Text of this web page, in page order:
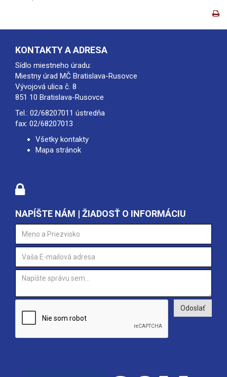
KONTAKTY A ADRESA
Sídlo miestneho úradu:
Miestny úrad MČ Bratislava-Rusovce
Vývojová ulica č. 8
851 10 Bratislava-Rusovce
Tel.: 02/68207011 ústredňa
fax: 02/68207013
Všetky kontakty
Mapa stránok
NAPÍŠTE NÁM | ŽIADOSŤ O INFORMÁCIU